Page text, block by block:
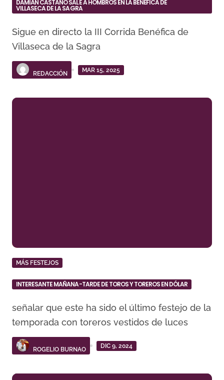
DAMIÁN CASTAÑO SALE A HOMBROS EN LA BENÉFICA DE
VILLASECA DE LA SAGRA
Sigue en directo la III Corrida Benéfica de
Villaseca de la Sagra
REDACCIÓN
MAR 15, 2025
MÁS FESTEJOS
INTERESANTE MAÑANA-TARDE DE TOROS Y TOREROS EN DÓLAR
señalar que este ha sido el último festejo de la
temporada con toreros vestidos de luces
ROGELIO BURNAO
DIC 9, 2024